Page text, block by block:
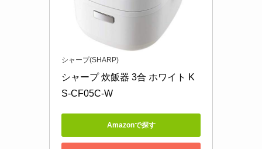
シャープ(SHARP)
シャープ 炊飯器 3合 ホワイト K
S-CF05C-W
Amazonで探す